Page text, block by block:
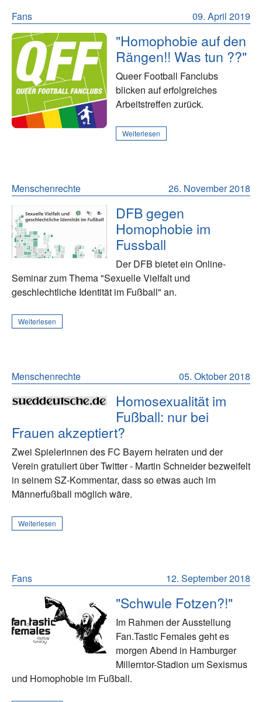
09. April 2019
Fans
"Homophobie auf den
Rängen!! Was tun ??"
Queer Football Fanclubs
blicken auf erfolgreiches
Arbeitstreffen zurück.
Weiterlesen
26. November 2018
Menschenrechte
DFB gegen
Homophobie im
Fussball
Der DFB bietet ein Online-
Seminar zum Thema "Sexuelle Vielfalt und
geschlechtliche Identität im Fußball" an.
Weiterlesen
05. Oktober 2018
Menschenrechte
Homosexualität im
Fußball: nur bei
Frauen akzeptiert?
Zwei Spielerinnen des FC Bayern heiraten und der
Verein gratuliert über Twitter - Martin Schneider bezweifelt
in seinem SZ-Kommentar, dass so etwas auch im
Männerfußball möglich wäre.
Weiterlesen
12. September 2018
Fans
"Schwule Fotzen?!"
Im Rahmen der Ausstellung
Fan.Tastic Females geht es
morgen Abend in Hamburger
Millerntor-Stadion um Sexismus
und Homophobie im Fußball.